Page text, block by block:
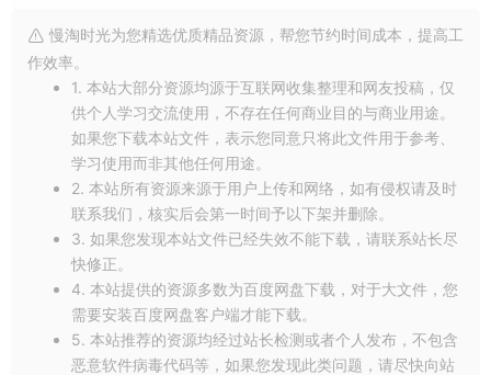
https://mp.weixin.qq.com/s/WJoBT70WQrNCQxG4A0V5LA
慢淘时光为您精选优质精品资源，帮您节约时间成本，提高工
作效率。
1. 本站大部分资源均源于互联网收集整理和网友投稿，仅
供个人学习交流使用，不存在任何商业目的与商业用途。
如果您下载本站文件，表示您同意只将此文件用于参考、
学习使用而非其他任何用途。
2. 本站所有资源来源于用户上传和网络，如有侵权请及时
联系我们，核实后会第一时间予以下架并删除。
3. 如果您发现本站文件已经失效不能下载，请联系站长尽
快修正。
4. 本站提供的资源多数为百度网盘下载，对于大文件，您
需要安装百度网盘客户端才能下载。
5. 本站推荐的资源均经过站长检测或者个人发布，不包含
恶意软件病毒代码等，如果您发现此类问题，请尽快向站